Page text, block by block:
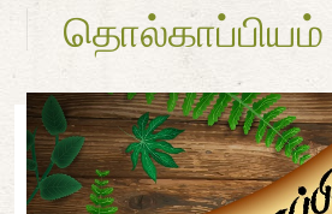
தொல்காப்பியம்